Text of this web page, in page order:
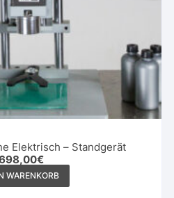
Elektrisch – Standgerät
€
WARENKORB